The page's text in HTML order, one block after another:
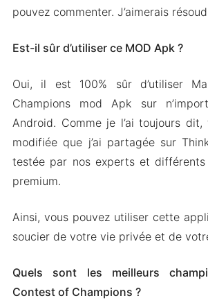
pouvez commenter. J’aimerais
Est-il sûr d’utiliser ce MOD Apk ?
Oui, il est 100% sûr d’utiliser
Champions mod Apk sur
Android. Comme je l’ai toujours
modifiée que j’ai partagée sur
testée par nos experts et différents
premium.
Ainsi, vous pouvez utiliser cette
soucier de votre vie privée et de
Quels sont les meilleurs
Contest of Champions ?